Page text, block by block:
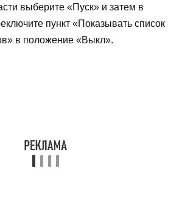
выберите «Пуск» и затем в
пункт «Показывать список
в положение «Выкл».